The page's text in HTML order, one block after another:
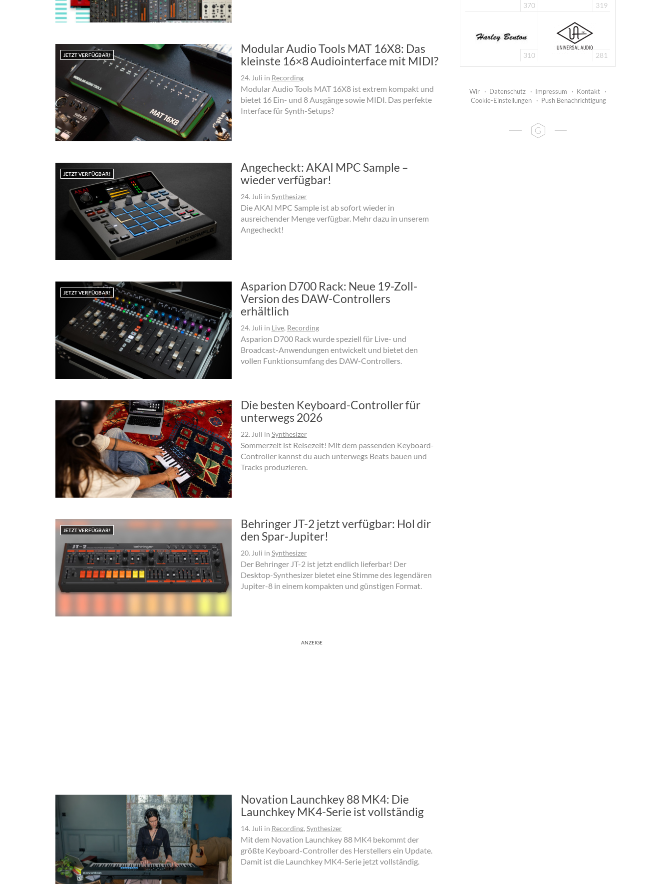
JETZT VERFÜGBAR!
Modular Audio Tools MAT 16X8: Das
kleinste 16×8 Audiointerface mit MIDI?
24. Juli in Recording
Modular Audio Tools MAT 16X8 ist extrem kompakt und
bietet 16 Ein- und 8 Ausgänge sowie MIDI. Das perfekte
Interface für Synth-Setups?
JETZT VERFÜGBAR!
Angecheckt: AKAI MPC Sample –
wieder verfügbar!
24. Juli in Synthesizer
Die AKAI MPC Sample ist ab sofort wieder in
ausreichender Menge verfügbar. Mehr dazu in unserem
Angecheckt!
JETZT VERFÜGBAR!
Asparion D700 Rack: Neue 19-Zoll-
Version des DAW-Controllers
erhältlich
24. Juli in Live, Recording
Asparion D700 Rack wurde speziell für Live- und
Broadcast-Anwendungen entwickelt und bietet den
vollen Funktionsumfang des DAW-Controllers.
Die besten Keyboard-Controller für
unterwegs 2026
22. Juli in Synthesizer
Sommerzeit ist Reisezeit! Mit dem passenden Keyboard-
Controller kannst du auch unterwegs Beats bauen und
Tracks produzieren.
JETZT VERFÜGBAR!
Behringer JT-2 jetzt verfügbar: Hol dir
den Spar-Jupiter!
20. Juli in Synthesizer
Der Behringer JT-2 ist jetzt endlich lieferbar! Der
Desktop-Synthesizer bietet eine Stimme des legendären
Jupiter-8 in einem kompakten und günstigen Format.
ANZEIGE
Novation Launchkey 88 MK4: Die
Launchkey MK4-Serie ist vollständig
14. Juli in Recording, Synthesizer
Mit dem Novation Launchkey 88 MK4 bekommt der
größte Keyboard-Controller des Herstellers ein Update.
Damit ist die Launchkey MK4-Serie jetzt vollständig.
370 319
310 281
Wir · Datenschutz · Impressum · Kontakt
·
Cookie-Einstellungen
· Push Benachrichtigung